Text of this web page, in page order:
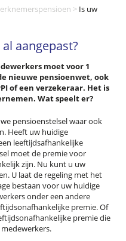
> Is uw
aangepast?
moet voor 1
nieuwe pensioenwet, ook
of een verzekeraar. Het is
Wat speelt er?
pensioenstelsel waar ook
Heeft uw huidige
leeftijdsafhankelijke
moet de premie voor
zijn. Nu kunt u uw
U laat de regeling met het
bestaan voor uw huidige
onder een andere
premie. Of
premie die